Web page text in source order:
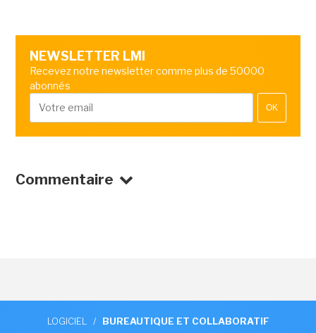
NEWSLETTER LMI
Recevez notre newsletter comme plus de 50000
abonnés
OK
Commentaire
LOGICIEL / BUREAUTIQUE ET COLLABORATIF